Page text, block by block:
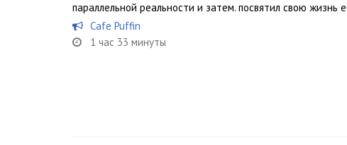
параллельной реальности и затем. посвятил свою жизнь
Cafe Puffin
1 час 33 минуты